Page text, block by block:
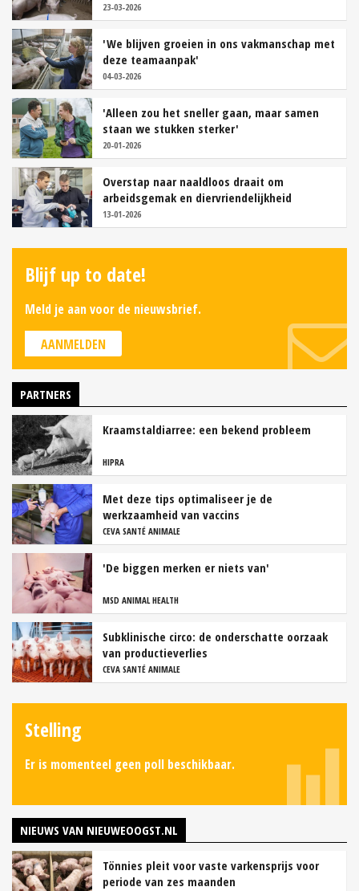
23-03-2026
'We blijven groeien in ons vakmanschap met
deze teamaanpak'
04-03-2026
'Alleen zou het sneller gaan, maar samen
staan we stukken sterker'
20-01-2026
Overstap naar naaldloos draait om
arbeidsgemak en diervriendelijkheid
13-01-2026
Blijf up to date!
Meld je aan voor de nieuwsbrief.
AANMELDEN
PARTNERS
Kraamstaldiarree: een bekend probleem
HIPRA
Met deze tips optimaliseer je de
werkzaamheid van vaccins
CEVA SANTÉ ANIMALE
'De biggen merken er niets van'
MSD ANIMAL HEALTH
Subklinische circo: de onderschatte oorzaak
van productieverlies
CEVA SANTÉ ANIMALE
Stelling
Er is momenteel geen poll beschikbaar.
NIEUWS VAN NIEUWEOOGST.NL
Tönnies pleit voor vaste varkensprijs voor
periode van zes maanden